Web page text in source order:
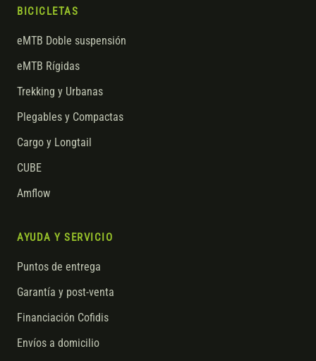
BICICLETAS
eMTB Doble suspensión
eMTB Rígidas
Trekking y Urbanas
Plegables y Compactas
Cargo y Longtail
CUBE
Amflow
AYUDA Y SERVICIO
Puntos de entrega
Garantía y post-venta
Financiación Cofidis
Envíos a domicilio